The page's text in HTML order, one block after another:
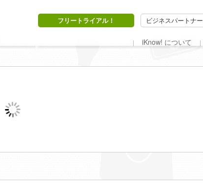
フリートライアル！
ビジネスパートナー
iKnow! について